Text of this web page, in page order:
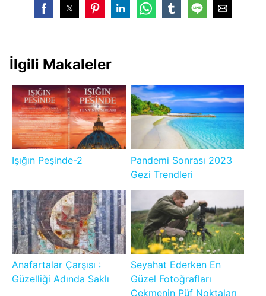
İlgili Makaleler
Işığın Peşinde-2
Pandemi Sonrası 2023
Gezi Trendleri
Anafartalar Çarşısı :
Güzelliği Adında Saklı
Seyahat Ederken En
Güzel Fotoğrafları
Çekmenin Püf Noktaları